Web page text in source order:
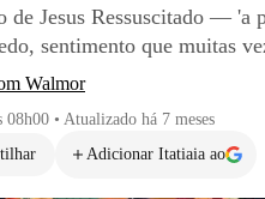
de Jesus Ressuscitado —
sentimento que muitas
Walmor
08h00 • Atualizado há 7 meses
Adicionar Itatiaia ao